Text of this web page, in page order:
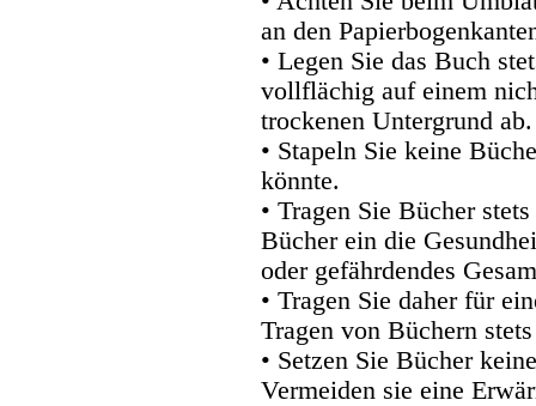
an den
• Legen Sie das Buch
vollflächig auf einem
trockenen Untergrund ab.
• Stapeln Sie keine
könnte.
• Tragen Sie Bücher
Bücher ein die
oder gefährdendes
• Tragen Sie daher für
Tragen von Büchern
• Setzen Sie Bücher
Vermeiden sie eine